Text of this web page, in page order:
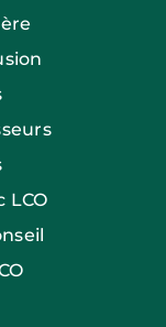
LCO